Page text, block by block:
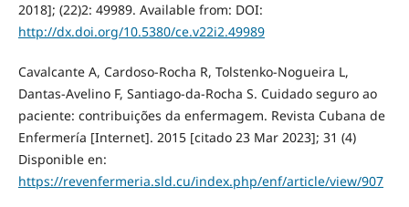
2018]; (22)2: 49989. Available from: DOI:
http://dx.doi.org/10.5380/ce.v22i2.49989
Cavalcante A, Cardoso-Rocha R, Tolstenko-Nogueira L,
Dantas-Avelino F, Santiago-da-Rocha S. Cuidado seguro ao
paciente: contribuições da enfermagem. Revista Cubana de
Enfermería [Internet]. 2015 [citado 23 Mar 2023]; 31 (4)
Disponible en:
https://revenfermeria.sld.cu/index.php/enf/article/view/907